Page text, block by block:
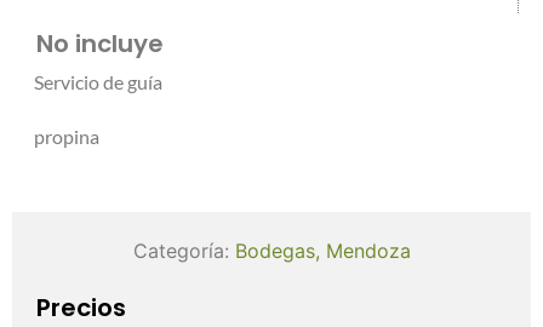
No incluye
Servicio de guía
propina
Categoría: Bodegas, Mendoza
Precios